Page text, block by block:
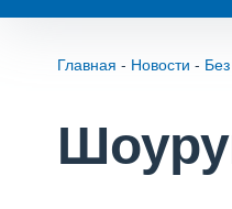
Главная - Новости -